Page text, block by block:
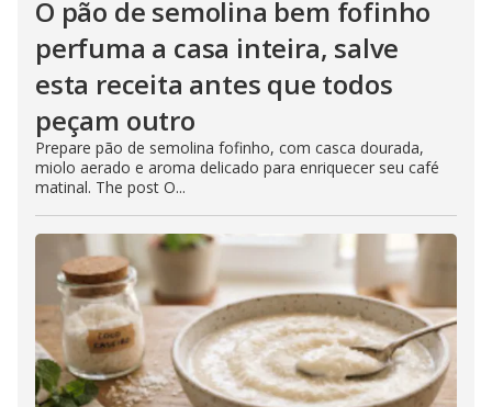
O pão de semolina bem fofinho
perfuma a casa inteira, salve
esta receita antes que todos
peçam outro
Prepare pão de semolina fofinho, com casca dourada,
miolo aerado e aroma delicado para enriquecer seu café
matinal. The post O...